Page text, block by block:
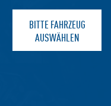
BITTE FAHRZEUG
AUSWÄHLEN